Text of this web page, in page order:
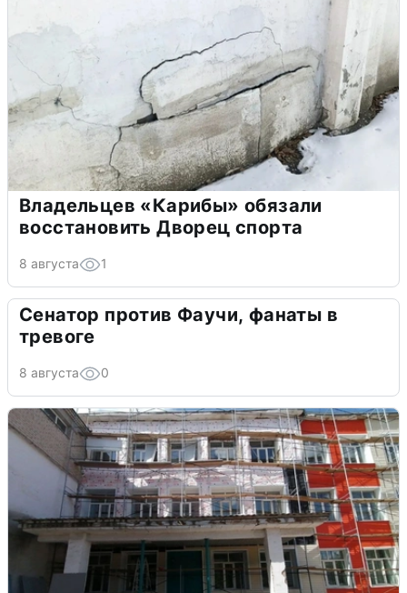
Владельцев «Карибы» обязали
восстановить Дворец спорта
8 августа 1
Сенатор против Фаучи, фанаты в
тревоге
8 августа 0